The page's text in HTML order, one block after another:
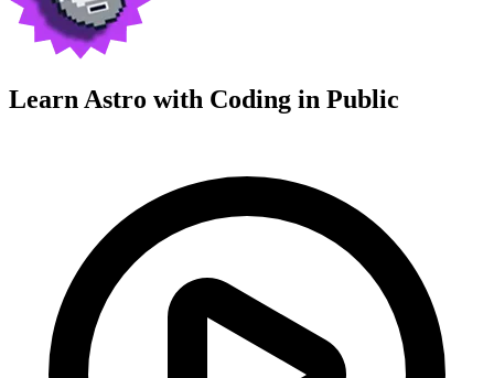
Learn Astro with Coding in Public